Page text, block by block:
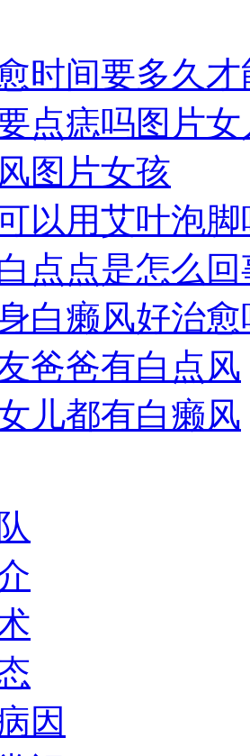
时间要多久
点痣吗图片女
图片女孩
以用艾叶泡
点点是怎么
白癞风好治愈
爸爸有白点风
儿都有白癞风
因